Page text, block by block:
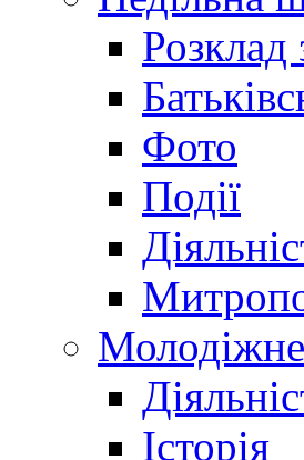
Розклад
Фото
Події
Історія